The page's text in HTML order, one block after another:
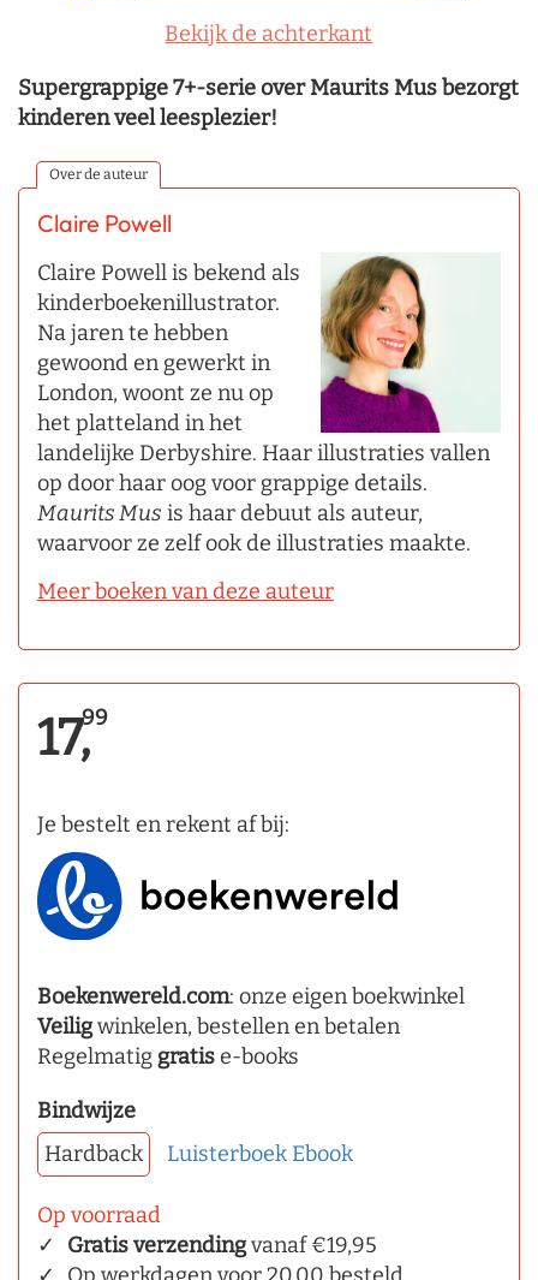
Bekijk de achterkant
Supergrappige 7+-serie over Maurits Mus bezorgt
kinderen veel leesplezier!
Over de auteur
Claire Powell
Claire Powell is bekend als
kinderboekenillustrator.
Na jaren te hebben
gewoond en gewerkt in
London, woont ze nu op
het platteland in het
landelijke Derbyshire. Haar illustraties vallen
op door haar oog voor grappige details.
Maurits Mus is haar debuut als auteur,
waarvoor ze zelf ook de illustraties maakte.
Meer boeken van deze auteur
17,99
Je bestelt en rekent af bij:
Boekenwereld.com: onze eigen boekwinkel
Veiligwinkelen, bestellen en betalen
Regelmatig gratise-books
Bindwijze
Hardback
Luisterboek Ebook
Op voorraad
Gratis verzendingvanaf €19,95